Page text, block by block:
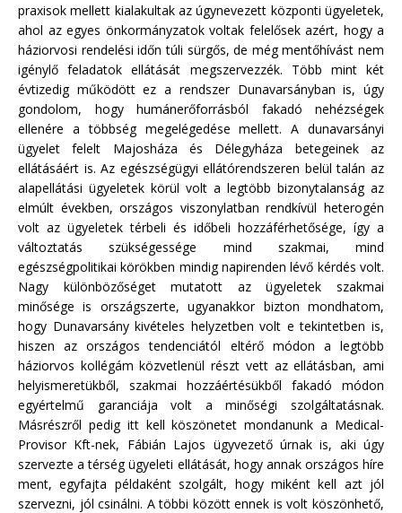
praxisok mellett kialakultak az úgynevezett központi ügyeletek,
ahol az egyes önkormányzatok voltak felelősek azért, hogy a
háziorvosi rendelési időn túli sürgős, de még mentőhívást nem
igénylő feladatok ellátását megszervezzék. Több mint két
évtizedig működött ez a rendszer Dunavarsányban is, úgy
gondolom, hogy humánerőforrásból fakadó nehézségek
ellenére a többség megelégedése mellett. A dunavarsányi
ügyelet felelt Majosháza és Délegyháza betegeinek az
ellátásáért is. Az egészségügyi ellátórendszeren belül talán az
alapellátási ügyeletek körül volt a legtöbb bizonytalanság az
elmúlt években, országos viszonylatban rendkívül heterogén
volt az ügyeletek térbeli és időbeli hozzáférhetősége, így a
változtatás szükségessége mind szakmai, mind
egészségpolitikai körökben mindig napirenden lévő kérdés volt.
Nagy különbözőséget mutatott az ügyeletek szakmai
minősége is országszerte, ugyanakkor bizton mondhatom,
hogy Dunavarsány kivételes helyzetben volt e tekintetben is,
hiszen az országos tendenciától eltérő módon a legtöbb
háziorvos kollégám közvetlenül részt vett az ellátásban, ami
helyismeretükből, szakmai hozzáértésükből fakadó módon
egyértelmű garanciája volt a minőségi szolgáltatásnak.
Másrészről pedig itt kell köszönetet mondanunk a Medical-
Provisor Kft-nek, Fábián Lajos ügyvezető úrnak is, aki úgy
szervezte a térség ügyeleti ellátását, hogy annak országos híre
ment, egyfajta példaként szolgált, hogy miként kell azt jól
szervezni, jól csinálni. A többi között ennek is volt köszönhető,